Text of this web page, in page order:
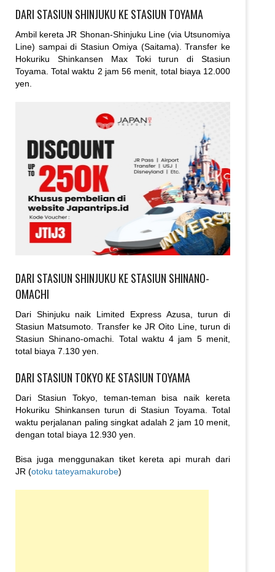
DARI STASIUN SHINJUKU KE STASIUN TOYAMA
Ambil kereta JR Shonan-Shinjuku Line (via Utsunomiya
Line) sampai di Stasiun Omiya (Saitama). Transfer ke
Hokuriku Shinkansen Max Toki turun di Stasiun
Toyama. Total waktu 2 jam 56 menit, total biaya 12.000
yen.
DARI STASIUN SHINJUKU KE STASIUN SHINANO-
OMACHI
Dari Shinjuku naik Limited Express Azusa, turun di
Stasiun Matsumoto. Transfer ke JR Oito Line, turun di
Stasiun Shinano-omachi. Total waktu 4 jam 5 menit,
total biaya 7.130 yen.
DARI STASIUN TOKYO KE STASIUN TOYAMA
Dari Stasiun Tokyo, teman-teman bisa naik kereta
Hokuriku Shinkansen turun di Stasiun Toyama. Total
waktu perjalanan paling singkat adalah 2 jam 10 menit,
dengan total biaya 12.930 yen.
Bisa juga menggunakan tiket kereta api murah dari
JR (otoku tateyamakurobe)